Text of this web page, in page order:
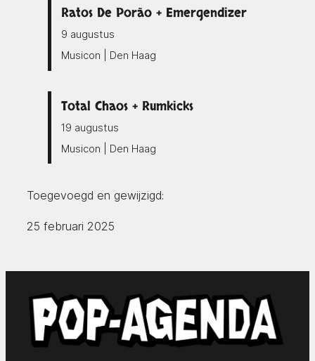
Ratos De Porão + Emergendizer
9 augustus
Musicon | Den Haag
Total Chaos + Rumkicks
19 augustus
Musicon | Den Haag
Toegevoegd en gewijzigd:
25 februari 2025